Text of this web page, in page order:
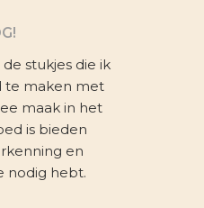
stukjes die ik
te maken met
maak in het
is bieden
en
nodig hebt.